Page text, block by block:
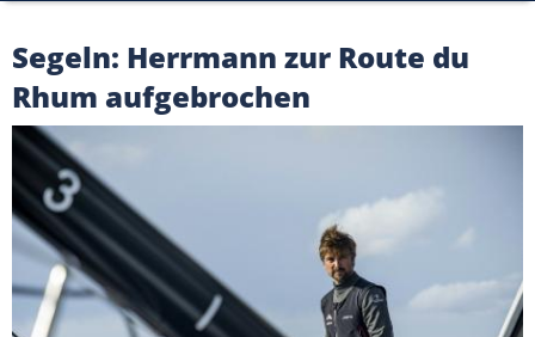
Segeln: Herrmann zur Route du
Rhum aufgebrochen